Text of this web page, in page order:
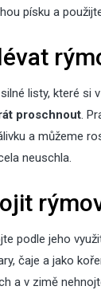
písku a
listy, které si
proschnout .
a můžeme
neuschla.
podle jeho
čaje a jako
a v zimě